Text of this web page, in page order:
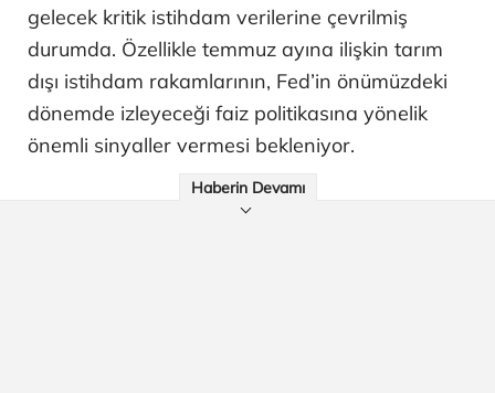
gelecek kritik istihdam verilerine çevrilmiş
durumda. Özellikle temmuz ayına ilişkin tarım
dışı istihdam rakamlarının, Fed’in önümüzdeki
dönemde izleyeceği faiz politikasına yönelik
önemli sinyaller vermesi bekleniyor.
Haberin Devamı